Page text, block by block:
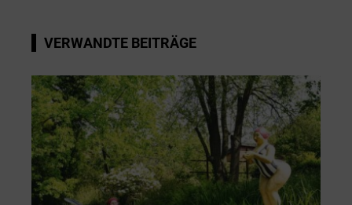
VERWANDTE BEITRÄGE